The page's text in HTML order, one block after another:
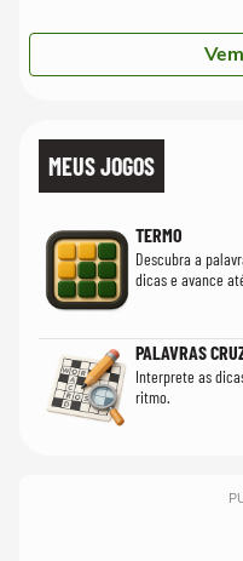
MEUS JOGOS
TERMO
Descubra a
dicas e avance
PALAVRAS
Interprete as
ritmo.